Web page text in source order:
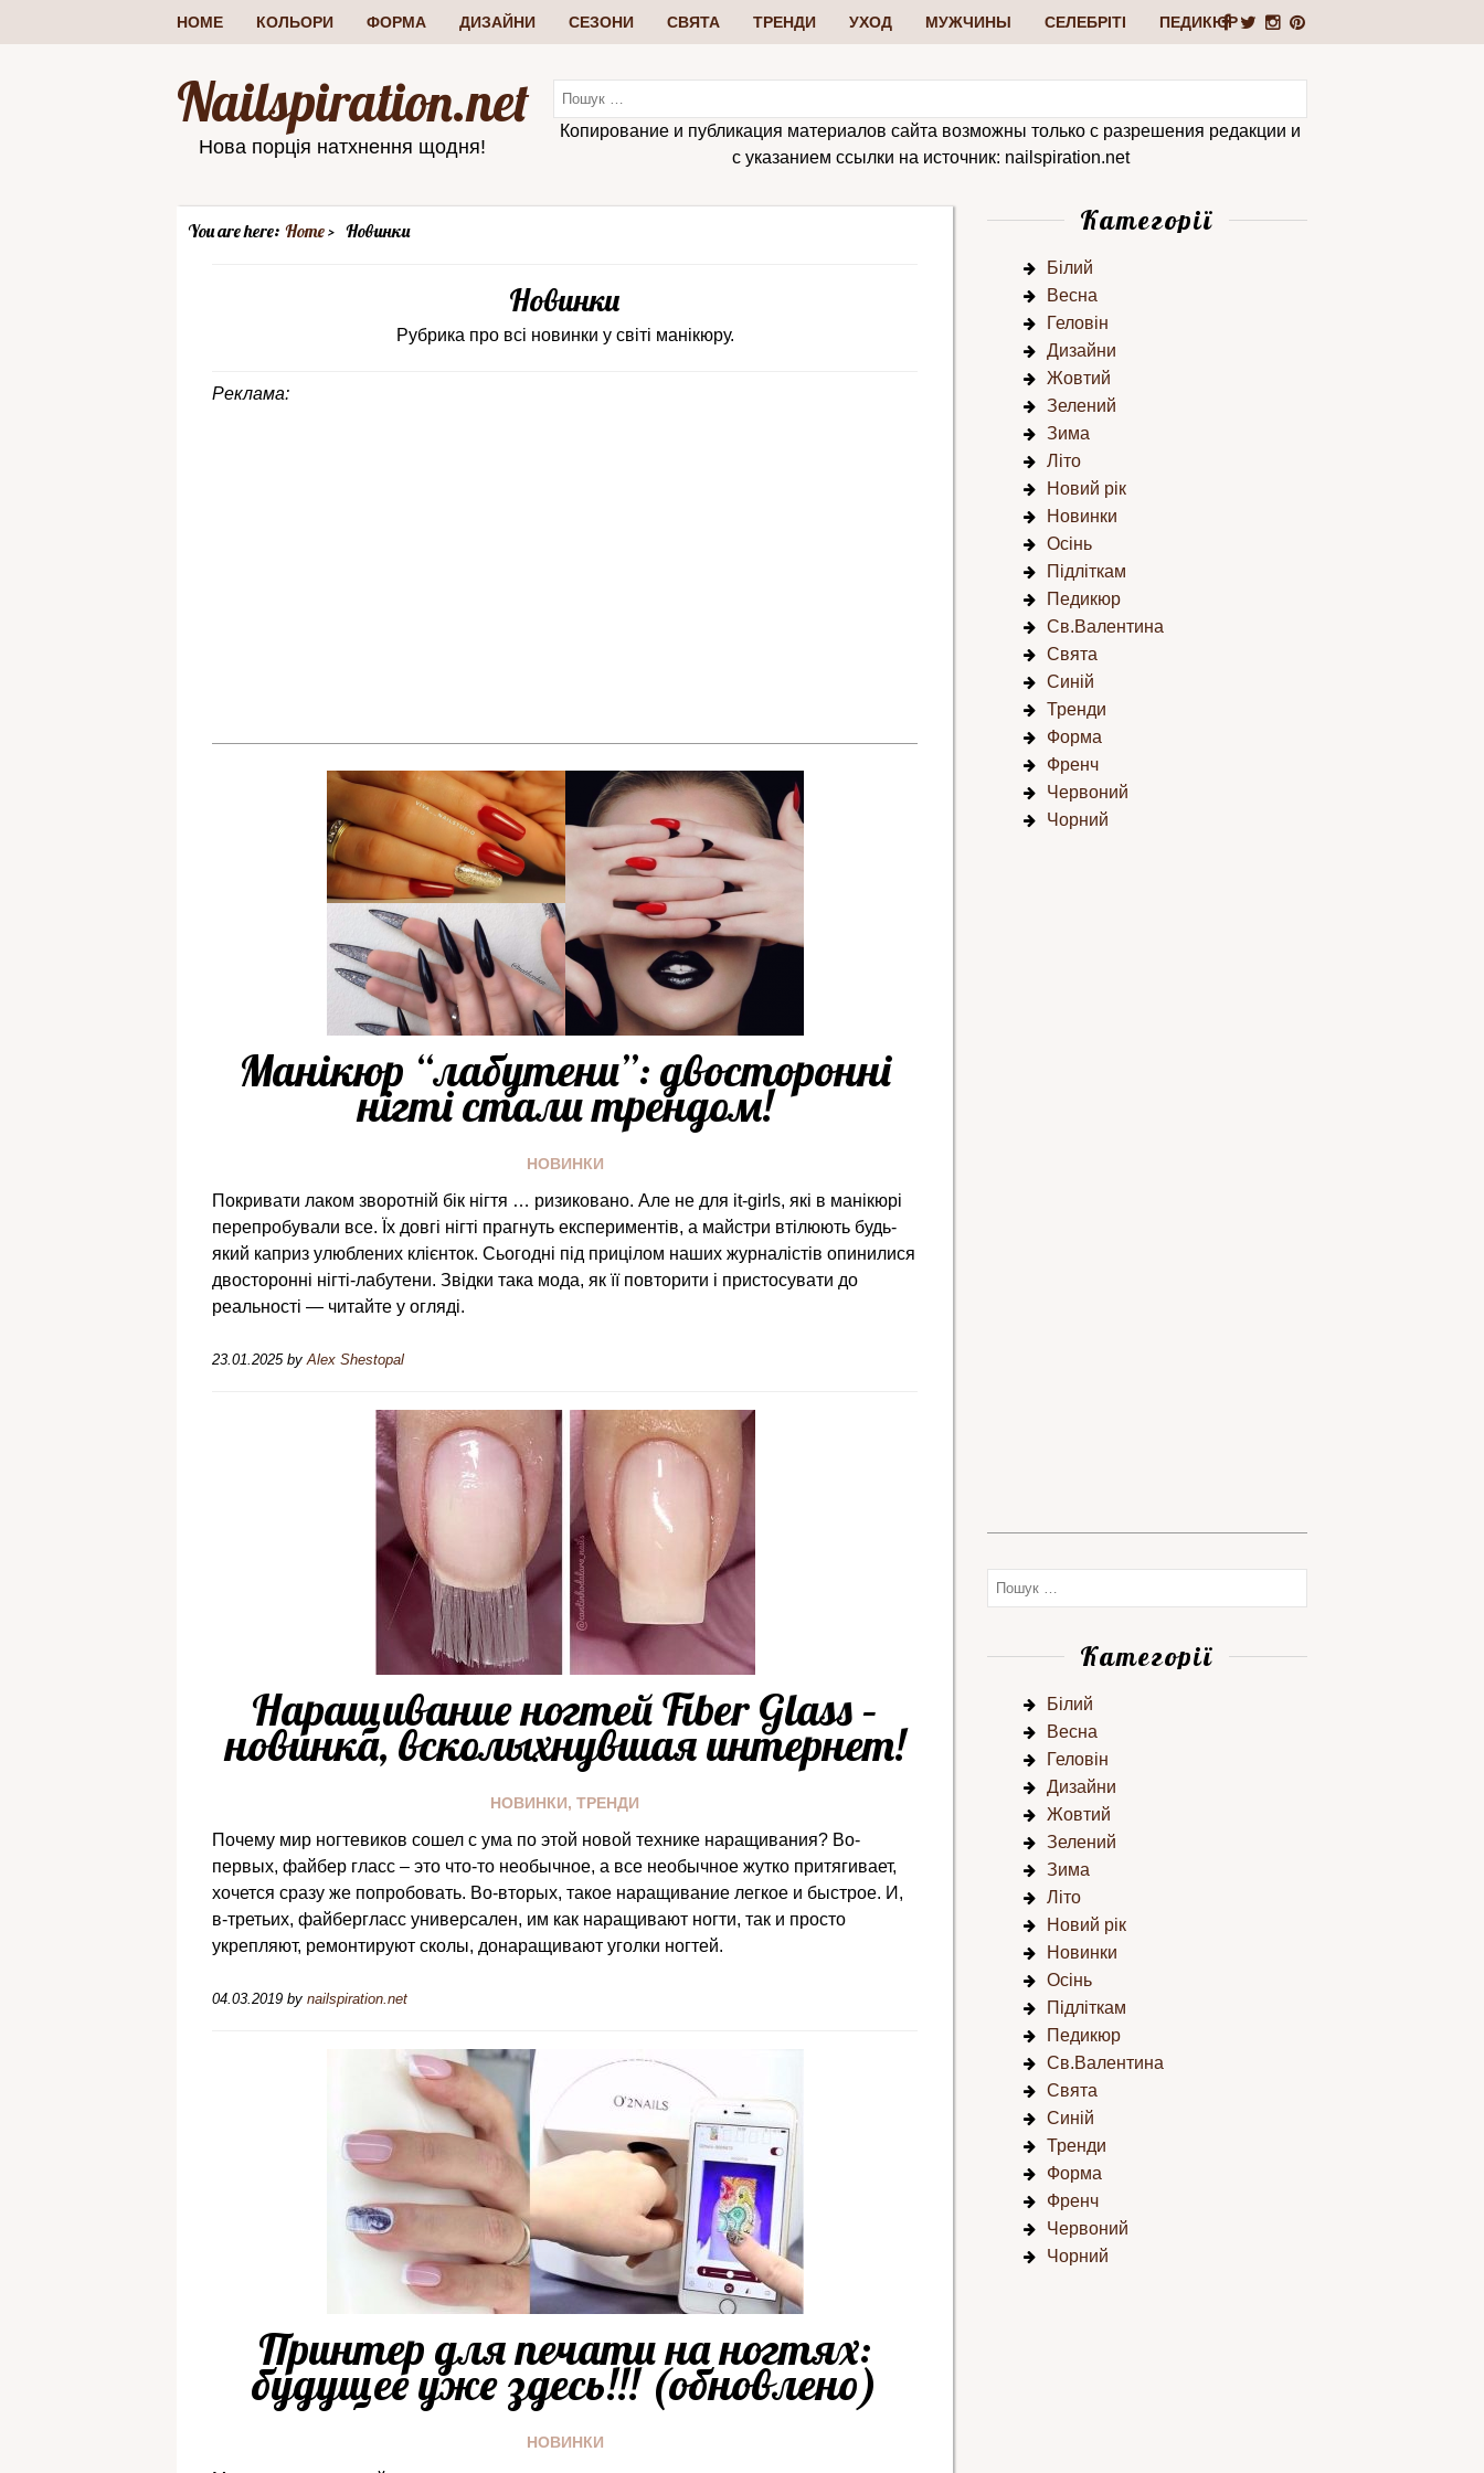
HOME КОЛЬОРИ ФОРМА ДИЗАЙНИ СЕЗОНИ СВЯТА ТРЕНДИ УХОД МУЖЧИНЫ СЕЛЕБРІТІ ПЕДИКЮР
Nailspiration.net
Нова порція натхнення щодня!
Копирование и публикация материалов сайта возможны только с разрешения редакции и
с указанием ссылки на источник: nailspiration.net
You are here: Home Новинки
Новинки
Рубрика про всі новинки у світі манікюру.
Реклама:
Манікюр “лабутени”: двосторонні
нігті стали трендом!
НОВИНКИ
Покривати лаком зворотній бік нігтя … ризиковано. Але не для it-girls, які в манікюрі
перепробували все. Їх довгі нігті прагнуть експериментів, а майстри втілюють будь-
який каприз улюблених клієнток. Сьогодні під прицілом наших журналістів опинилися
двосторонні нігті-лабутени. Звідки така мода, як її повторити і пристосувати до
реальності — читайте у огляді.
23.01.2025byAlex Shestopal
Наращивание ногтей Fiber Glass –
новинка, всколыхнувшая интернет!
НОВИНКИ,ТРЕНДИ
Почему мир ногтевиков сошел с ума по этой новой технике наращивания? Во-
первых, файбер гласс – это что-то необычное, а все необычное жутко притягивает,
хочется сразу же попробовать. Во-вторых, такое наращивание легкое и быстрое. И,
в-третьих, файбергласс универсален, им как наращивают ногти, так и просто
укрепляют, ремонтируют сколы, донаращивают уголки ногтей.
04.03.2019 by nailspiration.net
Принтер для печати на ногтях:
будущее уже здесь!!! (обновлено)
НОВИНКИ
Категорії
Білий
Весна
Геловін
Дизайни
Жовтий
Зелений
Зима
Літо
Новий рік
Новинки
Осінь
Підліткам
Педикюр
Св.Валентина
Свята
Синій
Тренди
Форма
Френч
Червоний
Чорний
Категорії
Білий
Весна
Геловін
Дизайни
Жовтий
Зелений
Зима
Літо
Новий рік
Новинки
Осінь
Підліткам
Педикюр
Св.Валентина
Свята
Синій
Тренди
Форма
Френч
Червоний
Чорний